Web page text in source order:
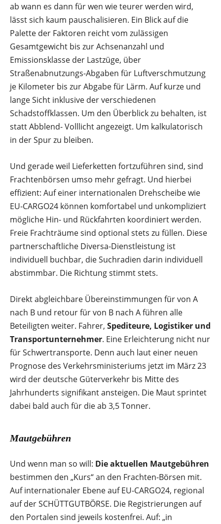
ab wann es dann für wen wie teurer werden wird,
lässt sich kaum pauschalisieren. Ein Blick auf die
Palette der Faktoren reicht vom zulässigen
Gesamtgewicht bis zur Achsenanzahl und
Emissionsklasse der Lastzüge, über
Straßenabnutzungs-Abgaben für Luftverschmutzung
je Kilometer bis zur Abgabe für Lärm. Auf kurze und
lange Sicht inklusive der verschiedenen
Schadstoffklassen. Um den Überblick zu behalten, ist
statt Abblend- Volllicht angezeigt. Um kalkulatorisch
in der Spur zu bleiben.
Und gerade weil Lieferketten fortzuführen sind, sind
Frachtenbörsen umso mehr gefragt. Und hierbei
effizient: Auf einer internationalen Drehscheibe wie
EU-CARGO24 können komfortabel und unkompliziert
mögliche Hin- und Rückfahrten koordiniert werden.
Freie Frachträume sind optional stets zu füllen. Diese
partnerschaftliche Diversa-Dienstleistung ist
individuell buchbar, die Suchradien darin individuell
abstimmbar. Die Richtung stimmt stets.
Direkt abgleichbare Übereinstimmungen für von A
nach B und retour für von B nach A führen alle
Beteiligten weiter. Fahrer, Spediteure, Logistiker und
Transportunternehmer. Eine Erleichterung nicht nur
für Schwertransporte. Denn auch laut einer neuen
Prognose des Verkehrsministeriums jetzt im März 23
wird der deutsche Güterverkehr bis Mitte des
Jahrhunderts signifikant ansteigen. Die Maut sprintet
dabei bald auch für die ab 3,5 Tonner.
Mautgebühren
Und wenn man so will: Die aktuellen Mautgebühren
bestimmen den „Kurs“ an den Frachten-Börsen mit.
Auf internationaler Ebene auf EU-CARGO24, regional
auf der SCHÜTTGUTBÖRSE. Die Registrierungen auf
den Portalen sind jeweils kostenfrei. Auf: „in